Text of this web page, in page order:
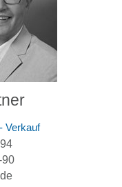
- Verkauf
90